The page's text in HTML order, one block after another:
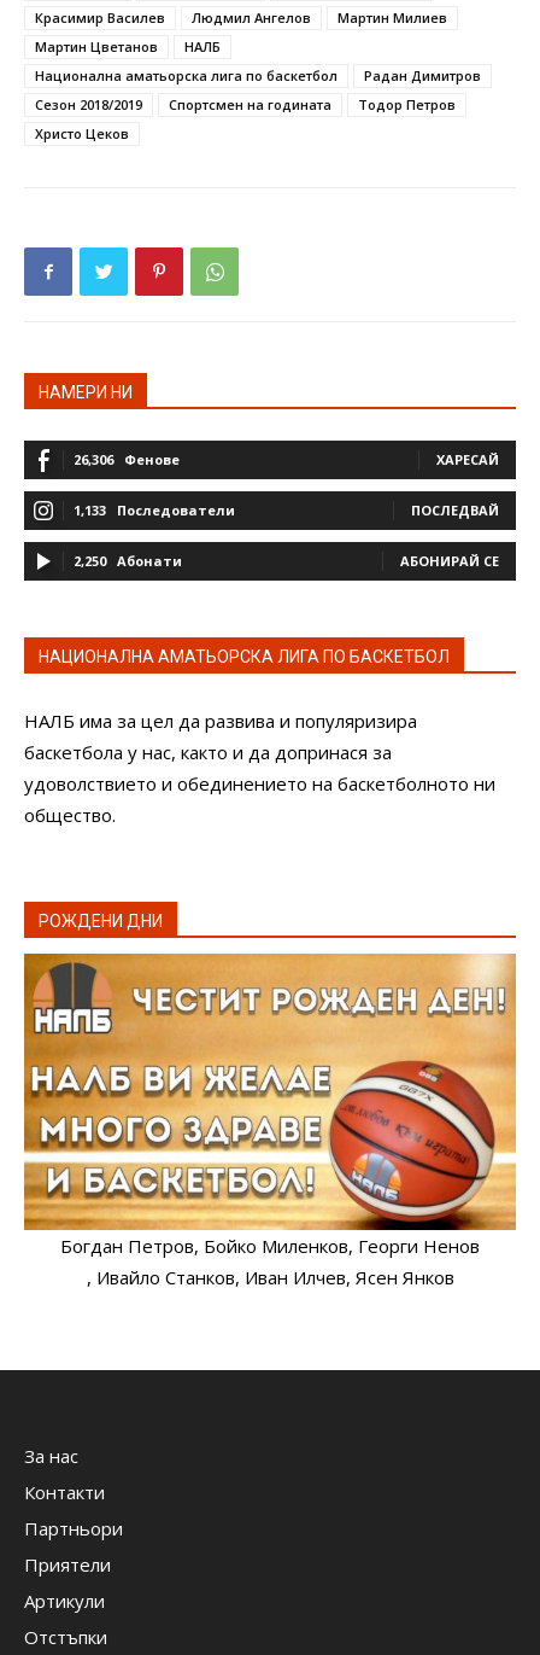
Красимир Василев
Людмил Ангелов
Мартин Милиев
Мартин Цветанов
НАЛБ
Национална аматьорска лига по баскетбол
Радан Димитров
Сезон 2018/2019
Спортсмен на годината
Тодор Петров
Христо Цеков
НАМЕРИ НИ
26,306 Фенове ХАРЕСАЙ
1,133 Последователи ПОСЛЕДВАЙ
2,250 Абонати АБОНИРАЙ СЕ
НАЦИОНАЛНА АМАТЬОРСКА ЛИГА ПО БАСКЕТБОЛ
НАЛБ има за цел да развива и популяризира
баскетбола у нас, както и да допринася за
удоволствието и обединението на баскетболното ни
общество.
РОЖДЕНИ ДНИ
Богдан Петров, Бойко Миленков, Георги Ненов
, Ивайло Станков, Иван Илчев, Ясен Янков
За нас
Контакти
Партньори
Приятели
Артикули
Отстъпки